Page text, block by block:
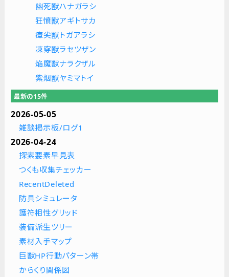
幽死獸ハナガラシ
狂憤獸アギトサカ
瘴尖獸トガアラシ
凍穿獸ラセツザン
焔魔獣ナラクザル
紫烟獸ヤミマトイ
最新の15件
2026-05-05
雑談掲示板/ログ1
2026-04-24
探索要素早見表
つくも収集チェッカー
RecentDeleted
防具シミュレータ
護符相性グリッド
装備派生ツリー
素材入手マップ
巨獣HP行動パターン帯
からくり関係図